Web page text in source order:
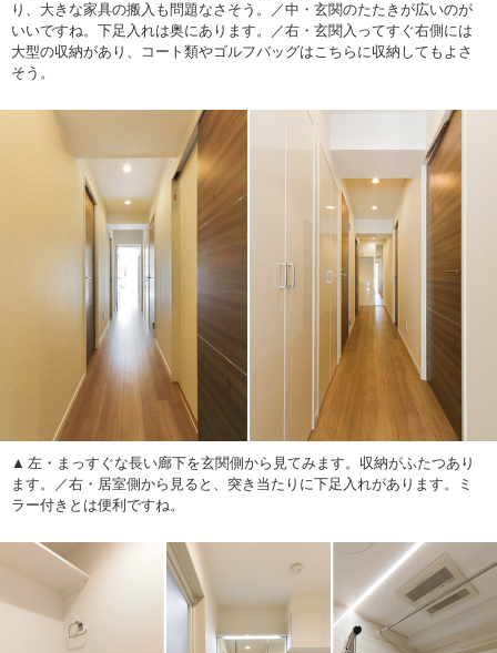
り、大きな家具の搬入も問題なさそう。／中・玄関のたたきが広いのが
いいですね。下足入れは奥にあります。／右・玄関入ってすぐ右側には
大型の収納があり、コート類やゴルフバッグはこちらに収納してもよさ
そう。
左・まっすぐな長い廊下を玄関側から見てみます。収納がふたつあり
ます。／右・居室側から見ると、突き当たりに下足入れがあります。ミ
ラー付きとは便利ですね。